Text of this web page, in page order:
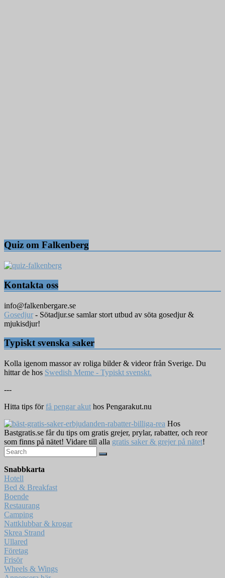
Quiz om Falkenberg
Kontakta oss
info@falkenbergare.se
Gosedjur - Sötadjur.se samlar stort utbud av söta gosedjur &
mjukisdjur!
Typiskt svenska saker
Kolla igenom massor av roliga bilder & videor från Sverige. Du
hittar de hos Swedish Meme - Typiskt svenskt.
---
Hitta tips förfå pengar akut hos Pengarakut.nu
Hos
Bastgratis.se får du tips om gratis grejer, prylar, rabatter, och reor
som finns på nätet! Vidare till alla gratis saker & grejer på nätet!
Snabbkarta
Hotell
Bed & Breakfast
Boende
Restaurang
Camping
Nattklubbar & krogar
Skrea Strand
Ullared
Företag
Frisör
Wheels & Wings